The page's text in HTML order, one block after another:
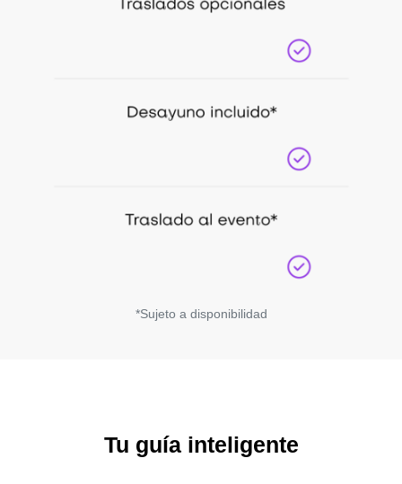
*Sujeto a disponibilidad
Tu guía inteligente